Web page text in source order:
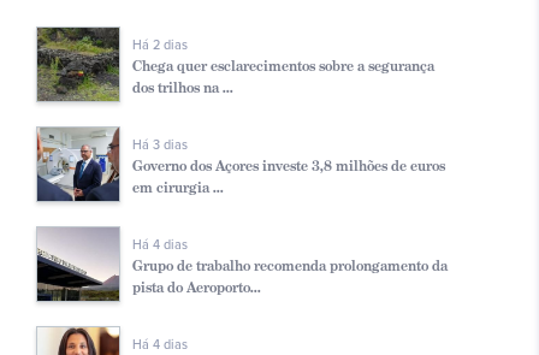
Há 2 dias
Chega quer esclarecimentos sobre a segurança
dos trilhos na ...
Há 3 dias
Governo dos Açores investe 3,8 milhões de euros
em cirurgia ...
Há 4 dias
Grupo de trabalho recomenda prolongamento da
pista do Aeroporto...
Há 4 dias